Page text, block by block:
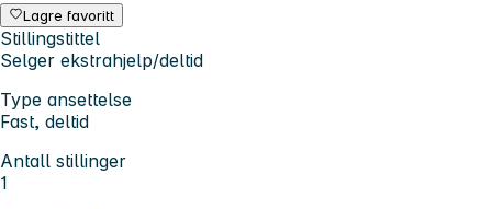
Lagre favoritt
Stillingstittel
Selger ekstrahjelp/deltid
Type ansettelse
Fast, deltid
Antall stillinger
1